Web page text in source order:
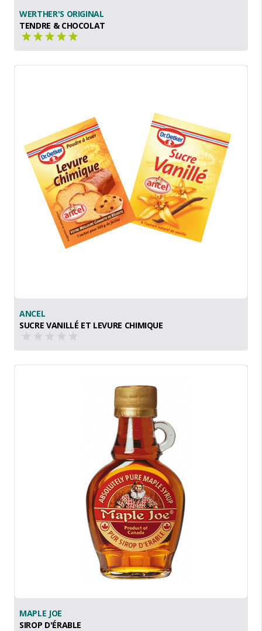
WERTHER'S ORIGINAL
TENDRE & CHOCOLAT
ANCEL
SUCRE VANILLÉ ET LEVURE CHIMIQUE
MAPLE JOE
SIROP D'ÉRABLE